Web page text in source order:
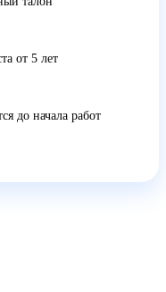
от 5 лет
до начала работ